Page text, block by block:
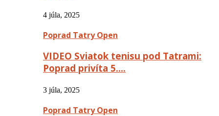
4 júla, 2025
Poprad Tatry Open
VIDEO Sviatok tenisu pod Tatrami:
Poprad privíta 5….
3 júla, 2025
Poprad Tatry Open